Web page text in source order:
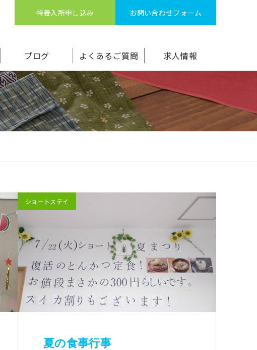
特養入所申し込み お問い合わせフォーム
ブログ よくあるご質問 求人情報
ショートステイ
夏の食事行事